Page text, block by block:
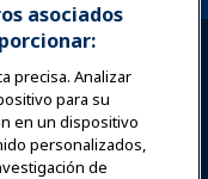
ahora
asociados
precisa. Analizar
para su
en un dispositivo
personalizados,
de